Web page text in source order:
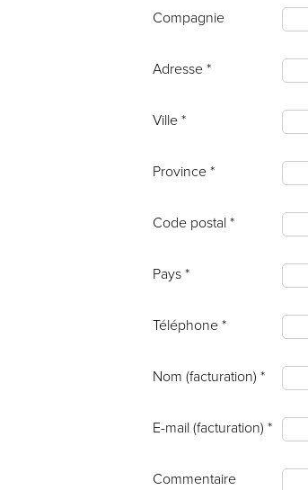
Compagnie
Adresse *
Ville *
Province *
Code postal *
Pays *
Téléphone *
Nom (facturation) *
E-mail (facturation) *
Commentaire